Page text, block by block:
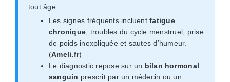
tout âge.
Les signes fréquents incluentfatigue
chronique , troubles du cycle menstruel, prise
de poids inexpliquée et sautes d’humeur.
(Ameli.fr)
Le diagnostic repose sur un bilan hormonal
sanguin prescrit par un médecin ou un